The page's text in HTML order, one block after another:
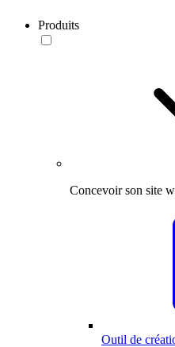
Produits
Concevoir son site
Outil de